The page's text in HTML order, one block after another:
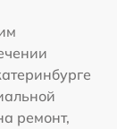
ремонт,